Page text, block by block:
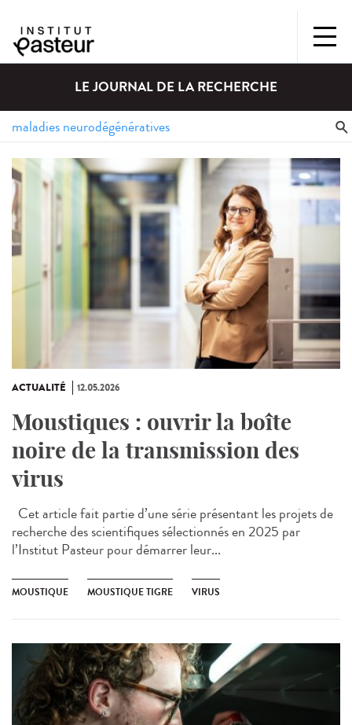
LE JOURNAL DE LA RECHERCHE
ACTUALITÉ 12.05.2026
Moustiques : ouvrir la boîte
noire de la transmission des
virus
Cet article fait partie d’une série présentant les projets de
recherche des scientifiques sélectionnés en 2025 par
l’Institut Pasteur pour démarrer leur...
MOUSTIQUE MOUSTIQUE TIGRE VIRUS